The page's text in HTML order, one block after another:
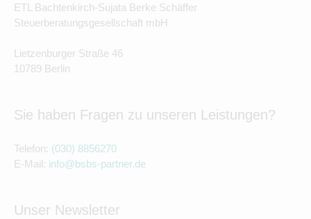
ETL Bachtenkirch-Sujata Berke Schäffer
Steuerberatungsgesellschaft mbH
Lietzenburger Straße 46
10789 Berlin
Sie haben Fragen zu unseren Leistungen?
Telefon: (030) 8856270
E-Mail: info@bsbs-partner.de
Unser Newsletter